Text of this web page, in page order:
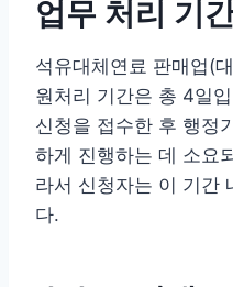
업무 처리 기
석유대체연료 판매업(
원처리 기간은 총 4일
신청을 접수한 후 행정
하게 진행하는 데 소요
라서 신청자는 이 기간
다.